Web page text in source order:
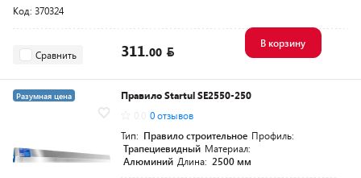
Код: 370324
Сравнить 311.00
В корзину
Разумная цена
Правило Startul SE2550-250
0 отзывов
Тип: Правило строительное Профиль:
Трапециевидный Материал:
Алюминий Длина: 2500 мм